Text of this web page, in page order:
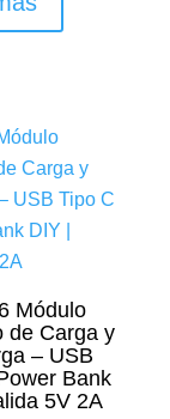
Módulo
de Carga y
– USB
Bank
5V 2A